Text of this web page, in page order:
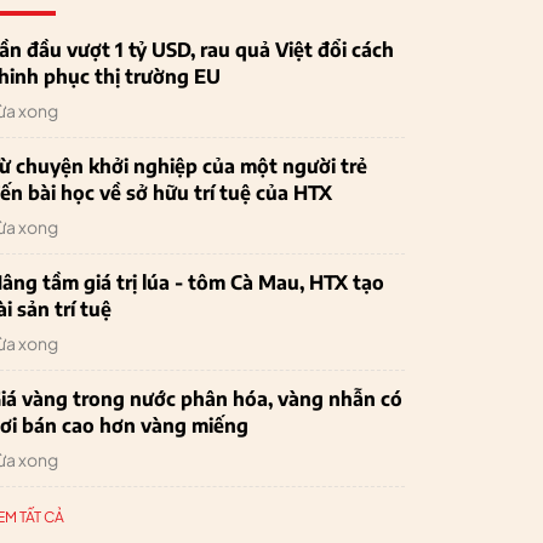
đầu vượt 1 tỷ USD, rau quả Việt đổi cách
phục thị trường EU
xong
chuyện khởi nghiệp của một người trẻ
bài học về sở hữu trí tuệ của HTX
xong
tầm giá trị lúa - tôm Cà Mau, HTX tạo
sản trí tuệ
xong
vàng trong nước phân hóa, vàng nhẫn có
bán cao hơn vàng miếng
xong
TẤT CẢ